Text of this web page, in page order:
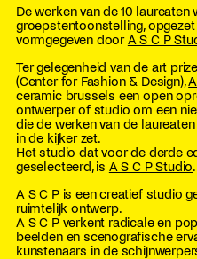
De werken van de 10
groepstentoonstelling,
vormgegeven doorA S C P
Ter gelegenheid van de art
(Center for Fashion & Design),
ceramic brussels een open
ontwerper of studio om een
die de werken van de
in de kijker zet.
Het studio dat voor de derde
geselecteerd, is A S C P Studio.
A S C P is een creatief studio
ruimtelijk ontwerp.
A S C P verkent radicale en
beelden en scenografische
kunstenaars in de